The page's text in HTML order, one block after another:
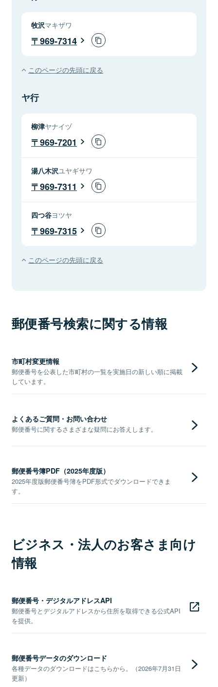
牧沢マキザワ
969-7314
このページの先頭に戻る
ヤ行
柳津ヤナイヅ
969-7201
湯八木沢ユヤギサワ
969-7311
四つ谷ヨツヤ
969-7315
このページの先頭に戻る
郵便番号検索に関する情報
市町村変更情報
郵便番号を公表した市町村の一覧を実施日の新しい順に掲載
しています。
よくあるご質問・お問い合わせ
郵便番号に関するさまざまな疑問にお答えします。
郵便番号簿PDF（2025年度版）
2025年度版郵便番号簿をPDF形式でダウンロードできま
す。
ビジネス・法人のお客さま向け
情報
郵便番号・デジタルアドレスAPI
郵便番号とデジタルアドレスから住所を取得できる公式API
を提供。
郵便番号データのダウンロード
各種データのダウンロードはこちらから。（2026年7月31日
更新）